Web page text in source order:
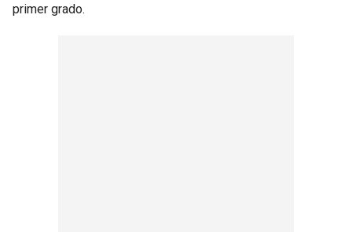
primer grado.